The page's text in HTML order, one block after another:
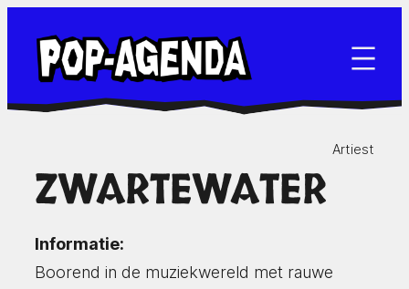
naar
inhoud
Artiest
ZWARTEWATER
Informatie:
Boorend in de muziekwereld met rauwe